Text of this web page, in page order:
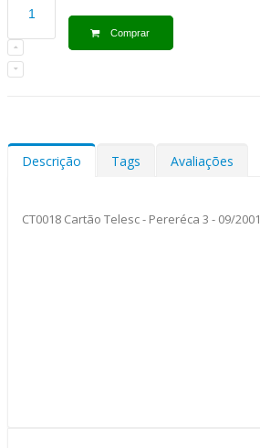
Comprar
Descrição Tags Avaliações
CT0018 Cartão Telesc - Pereréca 3 - 09/2001